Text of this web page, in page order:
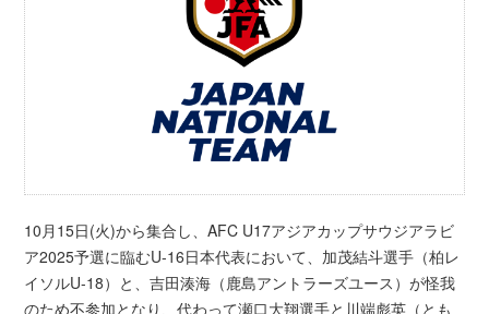
10月15日(火)から集合し、AFC U17アジアカップサウジアラビ
ア2025予選に臨むU-16日本代表において、加茂結斗選手（柏レ
イソルU-18）と、吉田湊海（鹿島アントラーズユース）が怪我
のため不参加となり、代わって瀬口大翔選手と川端彪英（とも